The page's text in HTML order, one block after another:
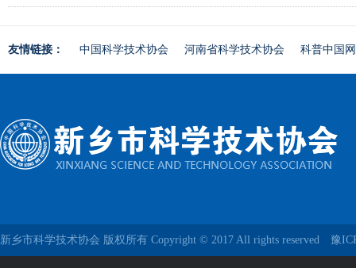
友情链接： 中国科学技术协会 河南省科学技术协会 科普中国网
新乡市科学技术协会 版权所有 Copyright © 2017 All rights reserved 豫